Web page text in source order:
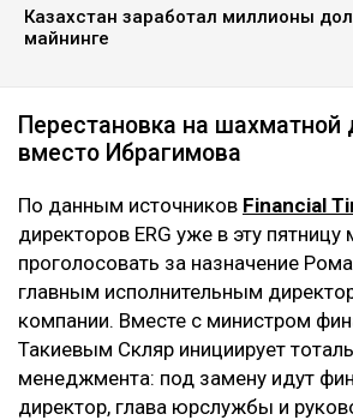
Казахстан заработал миллионы
майнинге
Перестановка на шахматной
вместо Ибрагимова
По данным источников Financial
директоров ERG уже в эту
проголосовать за назначение
главным исполнительным
компании. Вместе с министром
Такиевым Скляр инициирует
менеджмента: под замену идут
директор, глава юрслужбы и